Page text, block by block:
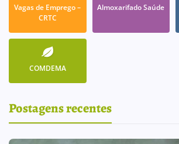
Vagas de Emprego –
CRTC
Almoxarifado Saúde
COMDEMA
Postagens recentes